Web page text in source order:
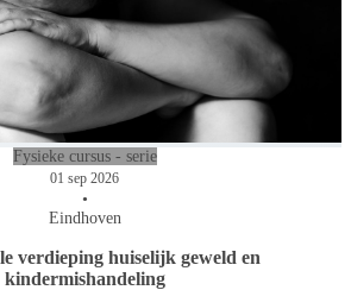
Fysieke cursus - serie
01 sep 2026
•
Eindhoven
verdieping huiselijk geweld en
kindermishandeling